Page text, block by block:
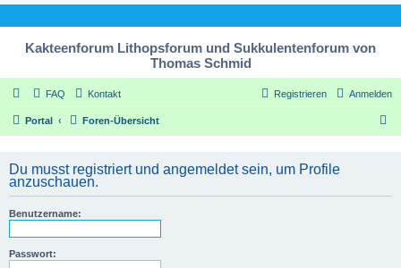
Kakteenforum Lithopsforum und Sukkulentenforum von
Thomas Schmid
FAQ Kontakt Anmelden
Registrieren
Portal Foren-Übersicht
Du musst registriert und angemeldet sein, um Profile
anzuschauen.
Benutzername:
Passwort: